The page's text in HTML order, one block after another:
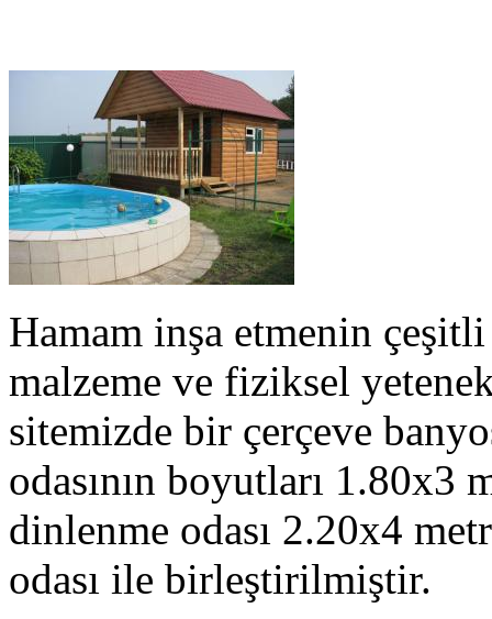
Hamam inşa etmenin
malzeme ve fiziksel
sitemizde bir çerçeve
odasının boyutları 1.80x3
dinlenme odası 2.20x4
odası ile birleştirilmiştir.